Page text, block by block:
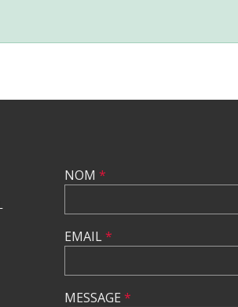
NOM *
EMAIL*
MESSAGE *